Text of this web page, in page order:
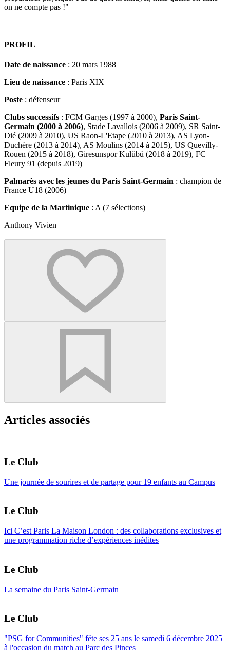
on ne compte pas !"
PROFIL
Date de naissance : 20 mars 1988
Lieu de naissance : Paris XIX
Poste : défenseur
Clubs successifs : FCM Garges (1997 à 2000), Paris Saint-
Germain (2000 à 2006), Stade Lavallois (2006 à 2009), SR Saint-
Dié (2009 à 2010), US Raon-L'Etape (2010 à 2013), AS Lyon-
Duchère (2013 à 2014), AS Moulins (2014 à 2015), US Quevilly-
Rouen (2015 à 2018), Giresunspor Kulübü (2018 à 2019), FC
Fleury 91 (depuis 2019)
Palmarès avec les jeunes du Paris Saint-Germain : champion de
France U18 (2006)
Equipe de la Martinique : A (7 sélections)
Anthony Vivien
Articles associés
Le Club
Une journée de sourires et de partage pour 19 enfants au Campus
Le Club
Ici C’est Paris La Maison London : des collaborations exclusives et
une programmation riche d’expériences inédites
Le Club
La semaine du Paris Saint-Germain
Le Club
"PSG for Communities" fête ses 25 ans le samedi 6 décembre 2025
à l'occasion du match au Parc des Pinces